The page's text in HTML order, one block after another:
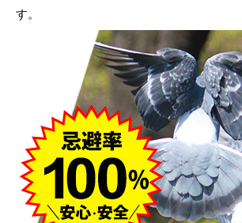
す。